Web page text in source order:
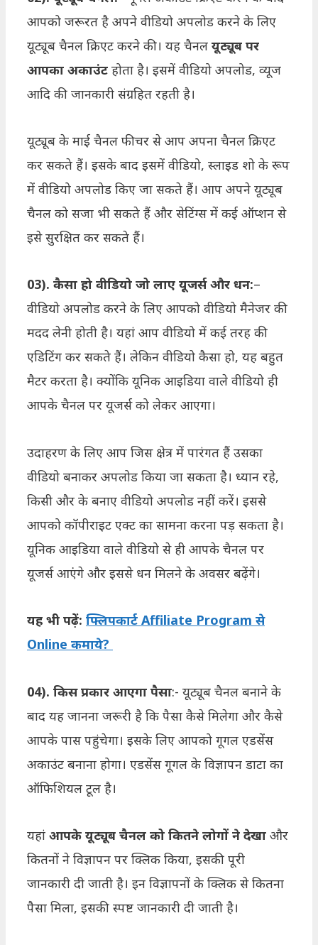
आपको जरूरत है अपने वीडियो अपलोड करने के लिए
यूट्यूब चैनल क्रिएट करने की। यह चैनल यूट्यूब पर
आपका अकाउंट होता है। इसमें वीडियो अपलोड, व्यूज
आदि की जानकारी संग्रहित रहती है।
यूट्यूब के माई चैनल फीचर से आप अपना चैनल क्रिएट
कर सकते हैं। इसके बाद इसमें वीडियो, स्लाइड शो के रूप
में वीडियो अपलोड किए जा सकते हैं। आप अपने यूट्यूब
चैनल को सजा भी सकते हैं और सेटिंग्स में कई ऑप्शन से
इसे सुरक्षित कर सकते हैं।
03). कैसा हो वीडियो जो लाए यूजर्स और धन:–
वीडियो अपलोड करने के लिए आपको वीडियो मैनेजर की
मदद लेनी होती है। यहां आप वीडियो में कई तरह की
एडिटिंग कर सकते हैं। लेकिन वीडियो कैसा हो, यह बहुत
मैटर करता है। क्योंकि यूनिक आइडिया वाले वीडियो ही
आपके चैनल पर यूजर्स को लेकर आएगा।
उदाहरण के लिए आप जिस क्षेत्र में पारंगत हैं उसका
वीडियो बनाकर अपलोड किया जा सकता है। ध्यान रहे,
किसी और के बनाए वीडियो अपलोड नहीं करें। इससे
आपको कॉपीराइट एक्ट का सामना करना पड़ सकता है।
यूनिक आइडिया वाले वीडियो से ही आपके चैनल पर
यूजर्स आएंगे और इससे धन मिलने के अवसर बढ़ेंगे।
यह भी पढ़ें: फ्लिपकार्ट Affiliate Program से
Online कमाये?
04). किस प्रकार आएगा पैसा:- यूट्यूब चैनल बनाने के
बाद यह जानना जरूरी है कि पैसा कैसे मिलेगा और कैसे
आपके पास पहुंचेगा। इसके लिए आपको गूगल एडसेंस
अकाउंट बनाना होगा। एडसेंस गूगल के विज्ञापन डाटा का
ऑफिशियल टूल है।
यहां आपके यूट्यूब चैनल को कितने लोगों ने देखा और
कितनों ने विज्ञापन पर क्लिक किया, इसकी पूरी
जानकारी दी जाती है। इन विज्ञापनों के क्लिक से कितना
पैसा मिला, इसकी स्पष्ट जानकारी दी जाती है।